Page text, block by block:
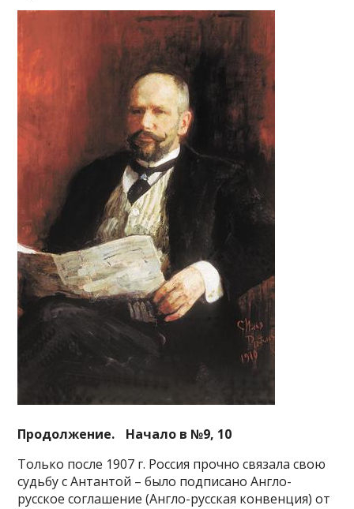
Продолжение. Начало в №9, 10
Только после 1907 г. Россия прочно связала свою
судьбу с Антантой – было подписано Англо-
русское соглашение (Англо-русская конвенция) от